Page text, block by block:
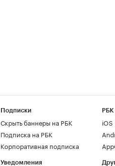
Подписки
Скрыть баннеры на РБК
Подписка на РБК
Корпоративная подписка
Уведомления
РБК
iOS